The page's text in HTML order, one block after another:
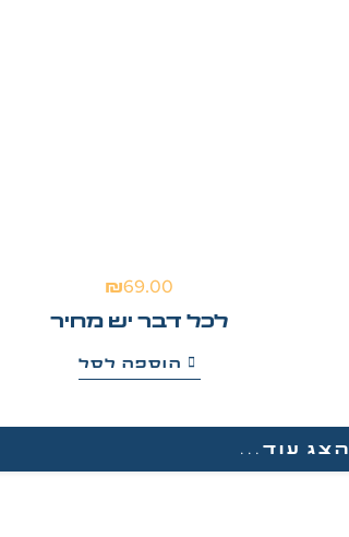
₪69.00
לכל דבר יש מחיר
הוספה לסל
הצג עוד...